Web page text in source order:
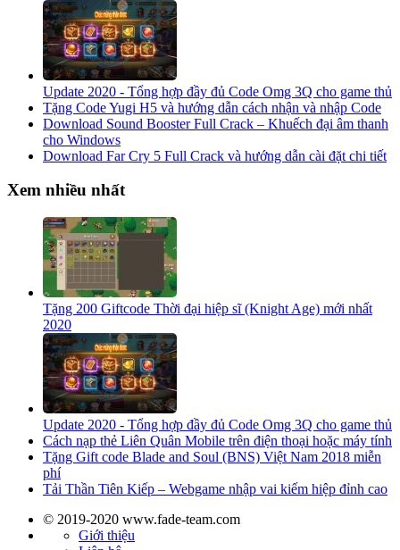
Update 2020 - Tổng hợp đầy đủ Code Omg 3Q cho game thủ
Tặng Code Yugi H5 và hướng dẫn cách nhận và nhập Code
Download Sound Booster Full Crack – Khuếch đại âm thanh
cho Windows
Download Far Cry 5 Full Crack và hướng dẫn cài đặt chi tiết
Xem nhiều nhất
Tặng 200 Giftcode Thời đại hiệp sĩ (Knight Age) mới nhất
2020
Update 2020 - Tổng hợp đầy đủ Code Omg 3Q cho game thủ
Cách nạp thẻ Liên Quân Mobile trên điện thoại hoặc máy tính
Tặng Gift code Blade and Soul (BNS) Việt Nam 2018 miễn
phí
Tải Thần Tiên Kiếp – Webgame nhập vai kiếm hiệp đỉnh cao
© 2019-2020 www.fade-team.com
Giới thiệu